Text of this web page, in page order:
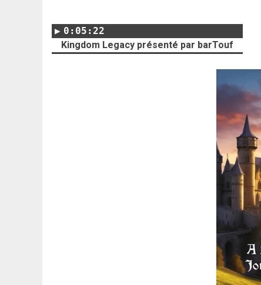
0:05:22
Kingdom Legacy présenté par barTouf